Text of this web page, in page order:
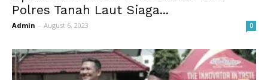
Polres Tanah Laut Siaga...
Admin - August 6, 2023 0